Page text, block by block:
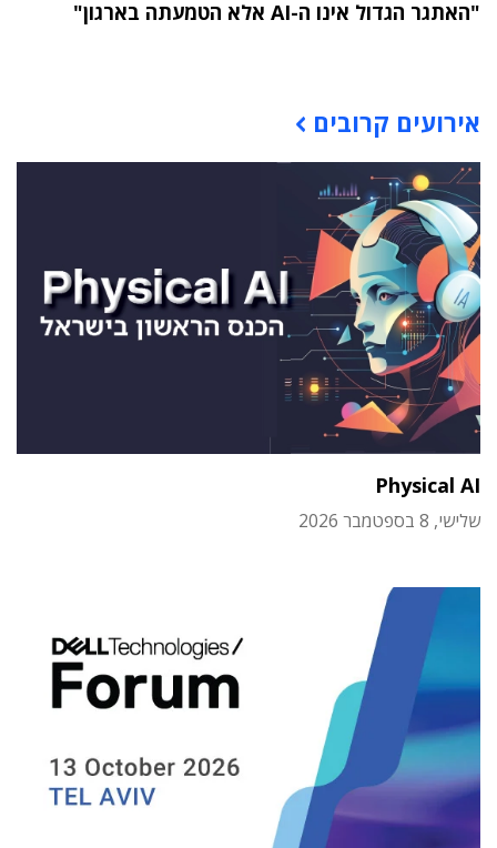
"האתגר הגדול אינו ה-AI אלא הטמעתה בארגון"
אירועים קרובים
Physical AI
שלישי, 8 בספטמבר 2026